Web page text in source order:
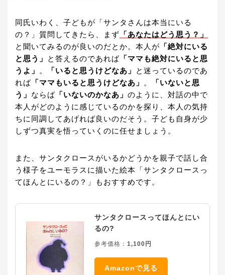
同氏いわく、子どもが「サンタさんは本当にいる
の？」質問してきたら、まず 「あなたはどう思う？」
と聞いてみるのが良いのだとか。本人が 「絶対にいる
と思う」
と答えるのであれば 「ママも絶対にいると思
うよ」
。 「いると思うけどなあ」
と迷っているのであ
れば 「ママもいると思うけどなあ」 。
「いないと思
う」 ならば 「いないのかなあ」 のように、対話の中で
本人がどのように感じているのかを探り、本人の気持
ちに同調してあげれば良いのだそう。子ども自身が少
しずつ真実を悟っていくのに任せましょう。
また、サンタクロースがいるかどうかを親子で話し合
う様子をユーモラスに描いた絵本「サンタクロースっ
てほんとにいるの？」もおすすめです。
サンタクロースってほんとにい
るの?
参考価格： 1,100円
Amazonで見る